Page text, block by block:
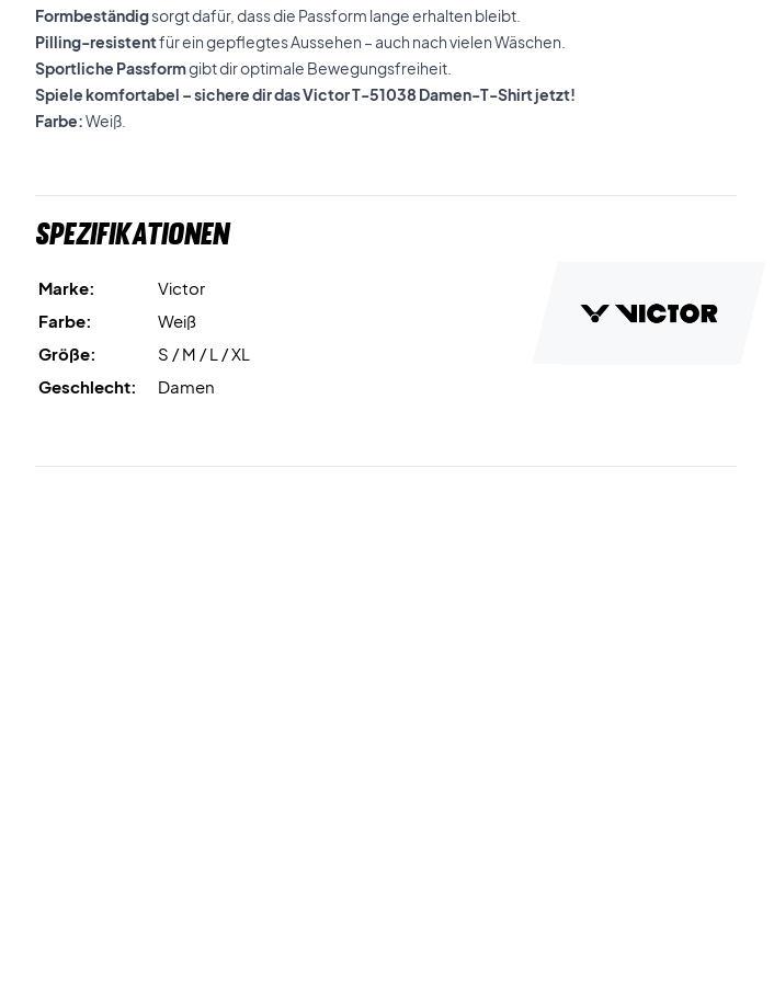
Formbeständigsorgt dafür, dass die Passform lange erhalten bleibt.
Pilling-resistentfür ein gepflegtes Aussehen – auch nach vielen Wäschen.
Sportliche Passformgibt dir optimale Bewegungsfreiheit.
Spiele komfortabel – sichere dir das Victor T-51038 Damen-T-Shirt jetzt!
Farbe:Weiß.
Spezifikationen
Marke:
Victor
Farbe:
Weiß
Größe:
S / M / L / XL
Geschlecht:
Damen